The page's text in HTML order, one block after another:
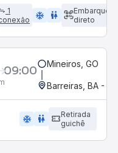
1
ac_unit wc
Embarque
direto
09:00 Mineiros, GO
Barreiras, BA -
ac_unit wc
Retirada
guichê